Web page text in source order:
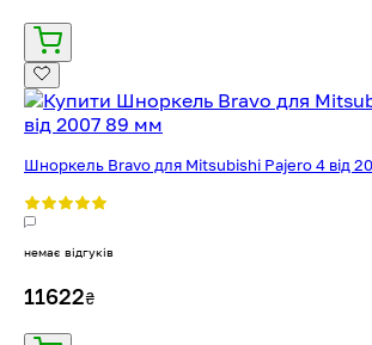
Шноркель Bravo для Mitsubishi Pajero 4 від
немає відгуків
11622₴